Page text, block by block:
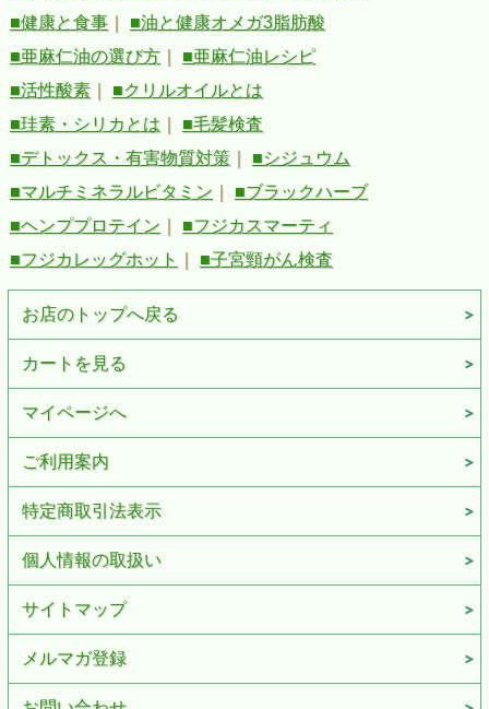
■健康と食事
■油と健康オメガ3脂肪酸
■亜麻仁油の選び方
■亜麻仁油レシピ
■活性酸素
■クリルオイルとは
■珪素・シリカとは
■毛髪検査
■デトックス・有害物質対策
■シジュウム
■マルチミネラルビタミン
■ブラックハーブ
■ヘンププロテイン
■フジカスマーティ
■フジカレッグホット
■子宮頸がん検査
お店のトップへ戻る
カートを見る
マイページへ
ご利用案内
特定商取引法表示
個人情報の取扱い
サイトマップ
メルマガ登録